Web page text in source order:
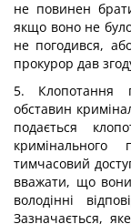
не повинен
якщо воно не
не погодився,
прокурор дав
5. Клопотання
обставин
подається
тимчасовий
вважати, що
володінні
Зазначається,